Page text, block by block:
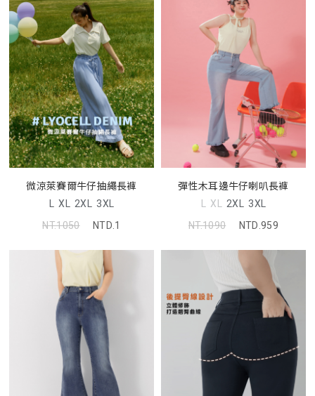
微涼萊賽爾牛仔抽繩長褲
L XL 2XL 3XL
NT.1050
NTD.1
彈性木耳邊牛仔喇叭長褲
L XL 2XL 3XL
NT.1090
NTD.959